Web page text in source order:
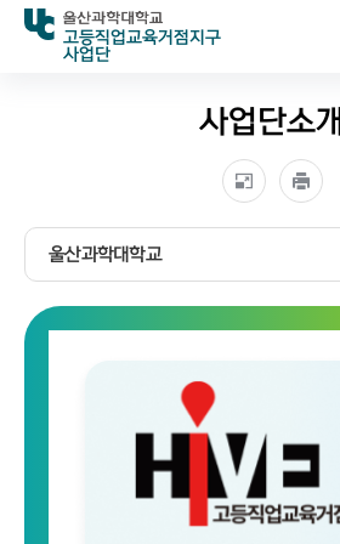
고등직업교육거점지구
사업단
사업단소개
울산과학대학교